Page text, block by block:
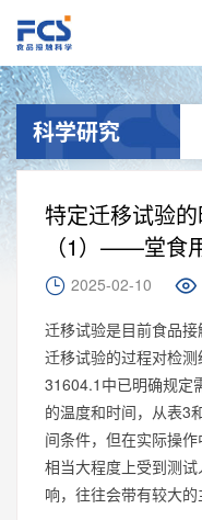
科学研究
特定迁移试验
（1）——堂食
2025-02-10
迁移试验是目前食品接
迁移试验的过程对检
31604.1中已明确规定
的温度和时间，从表3
间条件，但在实际操
相当大程度上受到测
响，往往会带有较大的